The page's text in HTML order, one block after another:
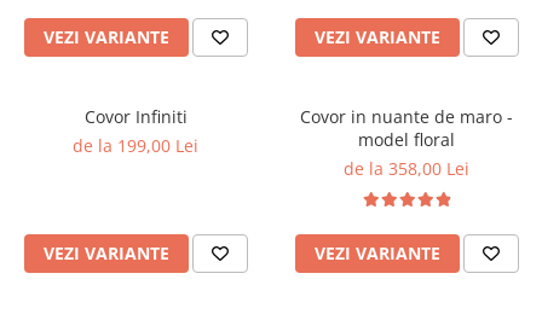
VEZI VARIANTE VEZI VARIANTE
Covor Infiniti
de la 199,00 Lei
VEZI VARIANTE
Covor in nuante de maro -
model floral
de la 358,00 Lei
VEZI VARIANTE